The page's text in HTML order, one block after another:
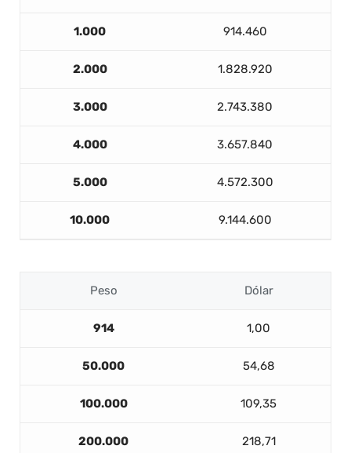
1.000 914.460
2.000 1.828.920
3.000 2.743.380
4.000 3.657.840
5.000 4.572.300
10.000 9.144.600
Peso Dólar
914 1,00
50.000 54,68
100.000 109,35
200.000 218,71